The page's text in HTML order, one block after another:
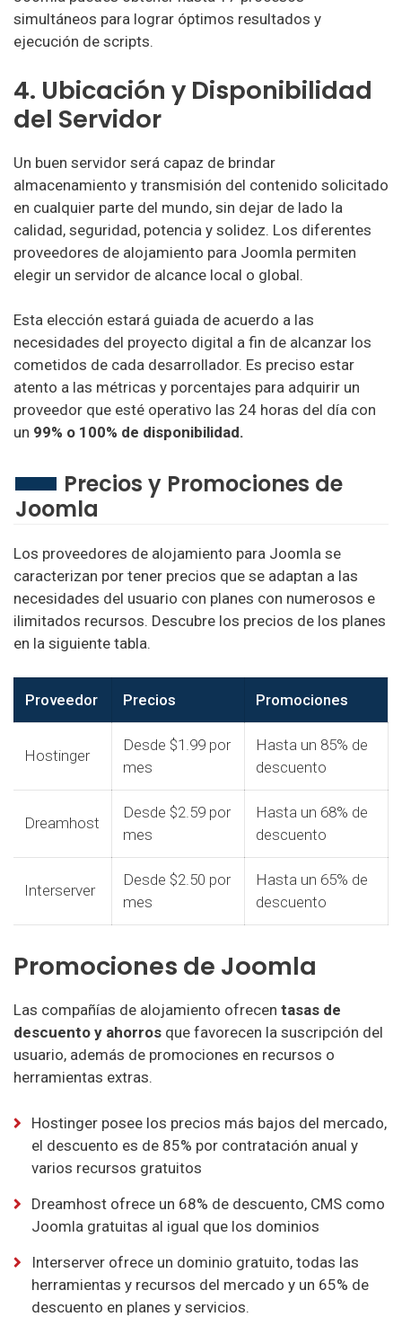
Hosting Chile
Benza Hosting
INC Hosting
cPanelHost Hosting
CL Hosting
AnacondaWeb Hosting
PowerHost Hosting
WireNet Chile Hosting
Hosting Venezuela
Caracas Hosting
Servicios Hosting
SSI Hosting
Hosting Francia
PlanetHoster Hosting
Hosting Peru
Hosting para Minecraft
Shockbyte Hosting
Bisect Hosting
GGServers Hosting
MelonCube Hosting
ScalaCube Hosting
simultáneos para lograr óptimos resultados y
ejecución de scripts.
4. Ubicación y Disponibilidad
del Servidor
Un buen servidor será capaz de brindar
almacenamiento y transmisión del contenido solicitado
en cualquier parte del mundo, sin dejar de lado la
calidad, seguridad, potencia y solidez. Los diferentes
proveedores de alojamiento para Joomla permiten
elegir un servidor de alcance local o global.
Esta elección estará guiada de acuerdo a las
necesidades del proyecto digital a fin de alcanzar los
cometidos de cada desarrollador. Es preciso estar
atento a las métricas y porcentajes para adquirir un
proveedor que esté operativo las 24 horas del día con
un 99% o 100% de disponibilidad.
Precios y Promociones de
Joomla
Los proveedores de alojamiento para Joomla se
caracterizan por tener precios que se adaptan a las
necesidades del usuario con planes con numerosos e
ilimitados recursos. Descubre los precios de los planes
en la siguiente tabla.
Proveedor Precios Promociones
Hostinger
Desde $1.99 por
mes
Hasta un 85% de
descuento
Dreamhost
Desde $2.59 por
mes
Hasta un 68% de
descuento
Interserver
Desde $2.50 por
mes
Hasta un 65% de
descuento
Promociones de Joomla
Las compañías de alojamiento ofrecen tasas de
descuento y ahorros que favorecen la suscripción del
usuario, además de promociones en recursos o
herramientas extras.
Hostinger posee los precios más bajos del mercado,
el descuento es de 85% por contratación anual y
varios recursos gratuitos
Dreamhost ofrece un 68% de descuento, CMS como
Joomla gratuitas al igual que los dominios
Interserver ofrece un dominio gratuito, todas las
herramientas y recursos del mercado y un 65% de
descuento en planes y servicios.